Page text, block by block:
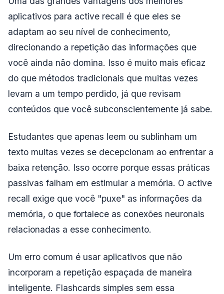
aplicativos para active recall é que eles se
adaptam ao seu nível de conhecimento,
direcionando a repetição das informações que
você ainda não domina. Isso é muito mais eficaz
do que métodos tradicionais que muitas vezes
levam a um tempo perdido, já que revisam
conteúdos que você subconscientemente já sabe.
Estudantes que apenas leem ou sublinham um
texto muitas vezes se decepcionam ao enfrentar a
baixa retenção. Isso ocorre porque essas práticas
passivas falham em estimular a memória. O active
recall exige que você "puxe" as informações da
memória, o que fortalece as conexões neuronais
relacionadas a esse conhecimento.
Um erro comum é usar aplicativos que não
incorporam a repetição espaçada de maneira
inteligente. Flashcards simples sem essa